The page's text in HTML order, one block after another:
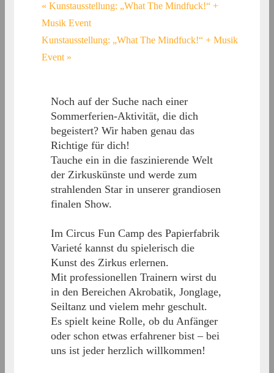
« Kunstausstellung: „What The Mindfuck!“ +
Musik Event
Kunstausstellung: „What The Mindfuck!“ + Musik
Event »
Noch auf der Suche nach einer
Sommerferien-Aktivität, die dich
begeistert? Wir haben genau das
Richtige für dich!
Tauche ein in die faszinierende Welt
der Zirkuskünste und werde zum
strahlenden Star in unserer grandiosen
finalen Show.
Im Circus Fun Camp des Papierfabrik
Varieté kannst du spielerisch die
Kunst des Zirkus erlernen.
Mit professionellen Trainern wirst du
in den Bereichen Akrobatik, Jonglage,
Seiltanz und vielem mehr geschult.
Es spielt keine Rolle, ob du Anfänger
oder schon etwas erfahrener bist – bei
uns ist jeder herzlich willkommen!